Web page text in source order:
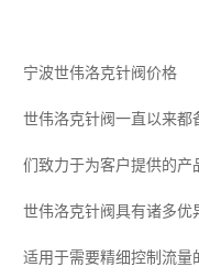
宁波世伟洛克针阀价格
世伟洛克针阀一直以来
们致力于为客户提供的产
世伟洛克针阀具有诸多优
适用于需要精细控制流量